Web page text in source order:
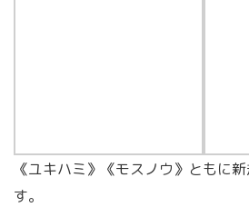
《ユキハミ》《モスノウ》ともに
す。